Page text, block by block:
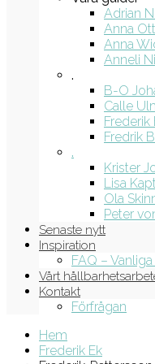
Adrian
Anna
Anna
Anneli
.
B-O
Calle
Frederik
Fredrik
.
Krister
Lisa
Ola
Peter
Senaste nytt
Inspiration
FAQ –
Vårt
Kontakt
Förfrågan
Hem
Frederik Ek